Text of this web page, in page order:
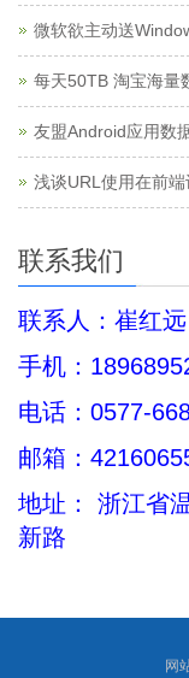
微软欲主动送
每天50TB 淘宝海量
友盟Android应用数
浅谈URL使用在前
联系我们
联系人：崔红远
手机：
电话：0577-
邮箱：
地址： 浙江省
新路
网